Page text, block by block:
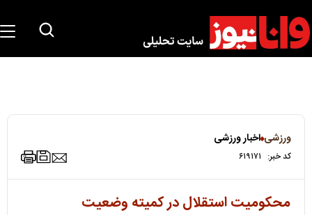
ورزشی اخبار ورزشی
کد خبر: ۶۱۹۱۷۱
محکومیت استقلال در کمیته وضعیت